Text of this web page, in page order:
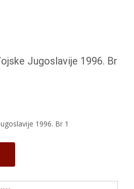
Jugoslavije 1996. Br
1996. Br 1